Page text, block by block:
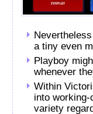
a tiny even
Playboy
whenever
Within
into
variety